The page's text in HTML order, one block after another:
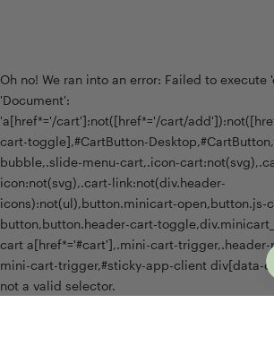
Oh no! We ran into an error: Failed to execute
'Document':
'a[href*='/cart']:not([href*='/cart/
cart-toggle],#CartButton-
bubble,.slide-menu-cart,.icon-
icon:not(svg),.cart-link:not(div.header-
icons):not(ul),button.minicart-open,button.js-
button,button.header-cart-
cart a[href*='#cart'],.mini-cart-trigger,.header-
mini-cart-trigger,#sticky-app-client div[data-
not a valid selector.